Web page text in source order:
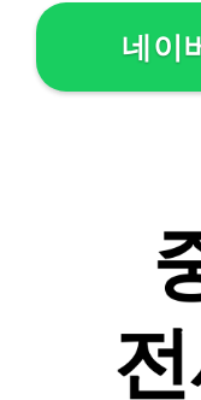
네이